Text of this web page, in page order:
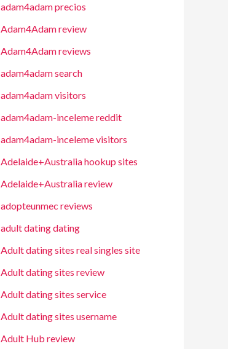
adam4adam precios
Adam4Adam review
Adam4Adam reviews
adam4adam search
adam4adam visitors
adam4adam-inceleme reddit
adam4adam-inceleme visitors
Adelaide+Australia hookup sites
Adelaide+Australia review
adopteunmec reviews
adult dating dating
Adult dating sites real singles site
Adult dating sites review
Adult dating sites service
Adult dating sites username
Adult Hub review